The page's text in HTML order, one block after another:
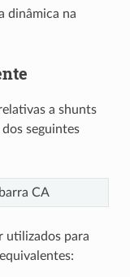
dinâmica na
a shunts
seguintes
CA
utilizados para